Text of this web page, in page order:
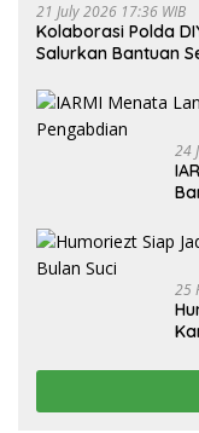
21 July 2026 17:36 WIB
Kolaborasi Polda
Salurkan Bantuan
24
25